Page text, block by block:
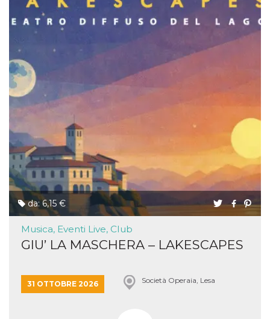
da: 6,15 €
Musica, Eventi Live, Club
GIU’ LA MASCHERA – LAKESCAPES
31 OTTOBRE 2026 Società Operaia, Lesa